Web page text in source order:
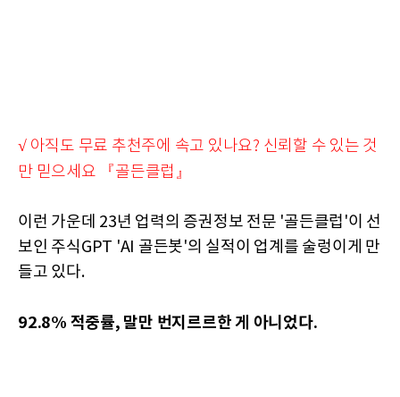
√ 아직도 무료 추천주에 속고 있나요? 신뢰할 수 있는 것
만 믿으세요 『골든클럽』
이런 가운데 23년 업력의 증권정보 전문 '골든클럽'이 선
보인 주식GPT 'AI 골든봇'의 실적이 업계를 술렁이게 만
들고 있다.
92.8% 적중률, 말만 번지르르한 게 아니었다.